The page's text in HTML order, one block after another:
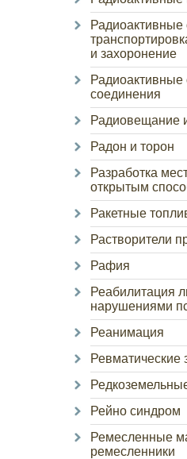
Радиоактивные
и захоронение
Радиоактивные
соединения
Радиовещание
Радон и торон
Разработка
открытым
Ракетные
Растворители
Рафия
Реабилитация
нарушениями
Реанимация
Ревматические
Рейно синдром
Ремесленные
ремесленники